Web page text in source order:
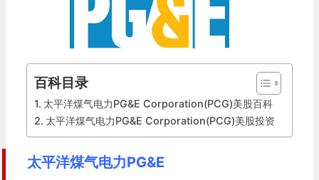
百科目录
太平洋煤气电力PG&E Corporation(PCG)美股百科
太平洋煤气电力PG&E Corporation(PCG)美股投资
太平洋煤气电力PG&E